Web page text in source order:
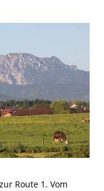
Route 1. Vom